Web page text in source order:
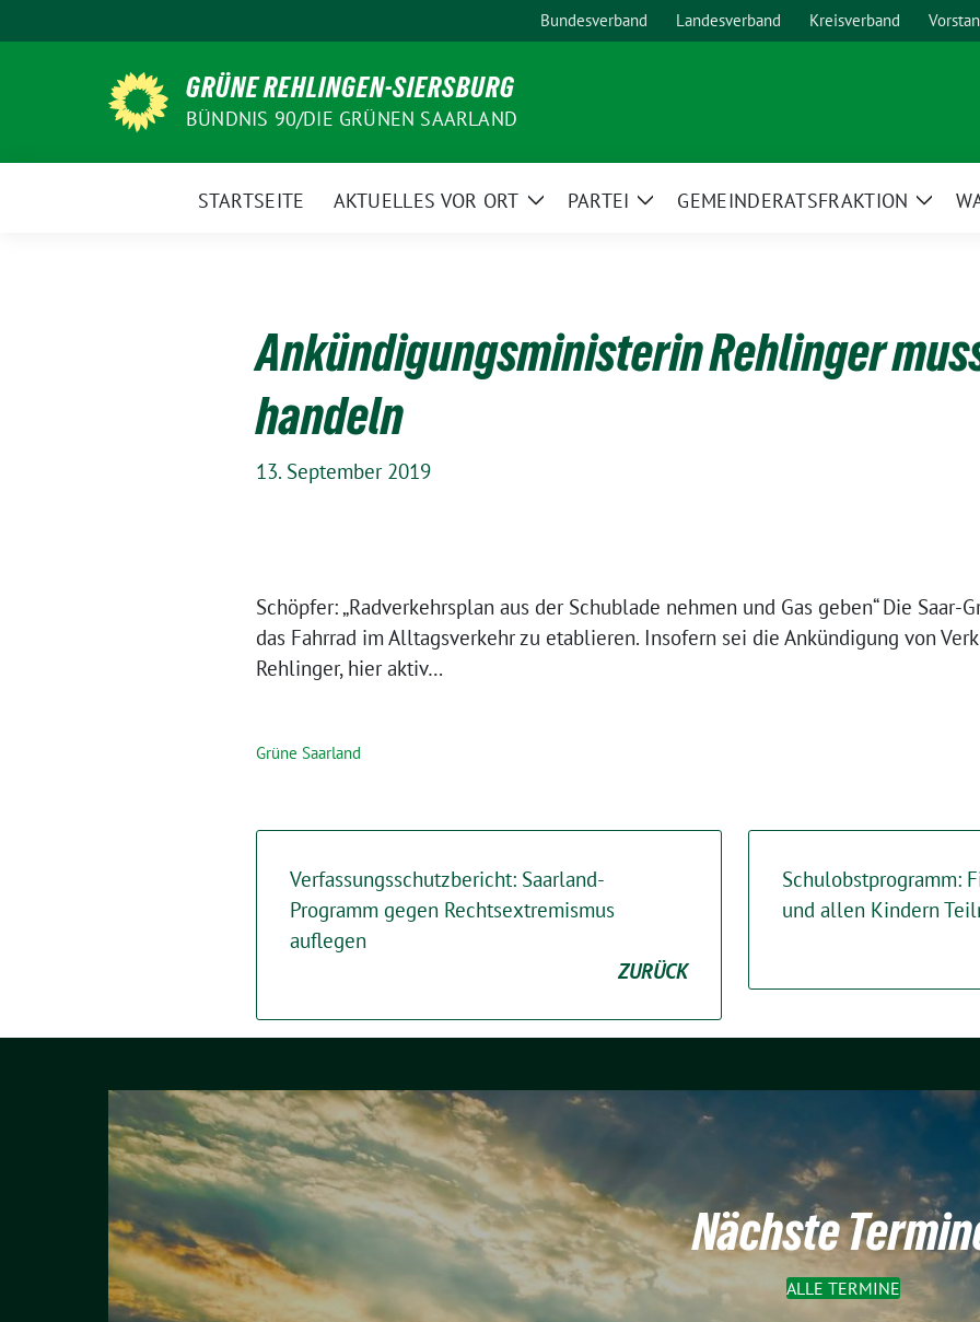
zum
Bundesverband Landesverband Kreisverband
GRÜNE REHLINGEN-SIERSBURG
BÜNDNIS 90/DIE GRÜNEN SAARLAND
STARTSEITE AKTUELLES VOR ORT
ZeigePARTEI
ZeigeGEMEINDERATSFRAKTION
Zeige
Ankündigungsministerin Rehlinger
handeln
13. September 2019
Schöpfer: „Radverkehrsplan aus der Schublade nehmen und Gas geben“ Die Saar-
das Fahrrad im Alltagsverkehr zu etablieren. Insofern sei die Ankündigung von
Rehlinger, hier aktiv…
Grüne Saarland
Verfassungsschutzbericht: Saarland-
Programm gegen Rechtsextremismus
auflegen
ZURÜCK
Schulobstprogramm:
und allen Kindern
Nächste
ALLE TERMINE